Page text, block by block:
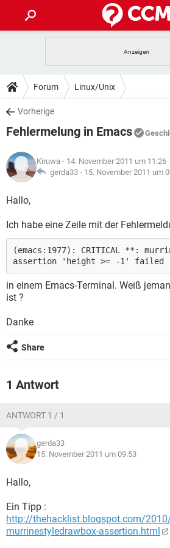
ANDROID
WINDOWS 10
WHATSAPP
FACEBOOK
TIPPS & TRICKS
SPIELE
WHATSAPP TIKTOK
FACEBOOK
DOWNLOADS
SPIELE
ANDROID
WINDOWS 10
WHATSAPP
SPIELE
ANDROID
WINDOWS 10
WHATSAPP
FACEBOOK
LEXIKON
SPIELE
WINDOWS 10
WHATSAPP TIKTOK
Forum Linux/Unix
Vorherige
Fehlermelung in Emacs
Kiruwa - 14. November 2011 um 11:26
gerda33 - 15. November 2011 um
Hallo,
Ich habe eine Zeile mit der
(emacs:1977): CRITICAL **:
assertion 'height >= -1' failed
in einem Emacs-Terminal. Weiß
ist ?
Danke
Share
1 Antwort
ANTWORT 1 / 1
gerda33
15. November 2011 um 09:53
Hallo,
Ein Tipp :
http://thehacklist.blogspot.com/
murrinestyledrawbox-assertion.html